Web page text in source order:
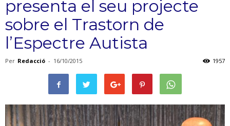
presenta el seu projecte
sobre el Trastorn de
l’Espectre Autista
Per Redacció - 16/10/2015 1957